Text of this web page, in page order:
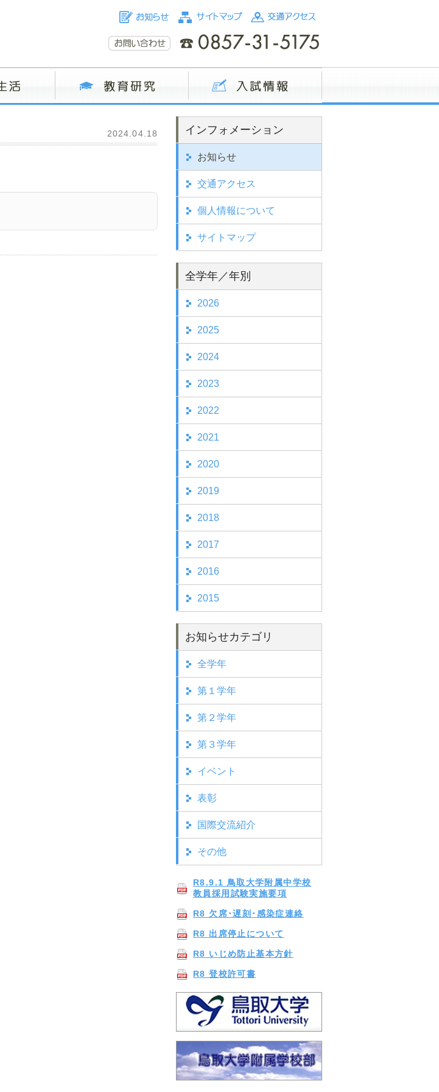
インフォメーション
お知らせ
交通アクセス
個人情報について
サイトマップ
全学年／年別
2026
2025
2024
2023
2022
2021
2020
2019
2018
2017
2016
2015
お知らせカテゴリ
全学年
第１学年
第２学年
第３学年
イベント
表彰
国際交流紹介
その他
R8.9.1 鳥取大学附属中学校
教員採用試験実施要項
R8 欠席･遅刻･感染症連絡
R8 出席停止について
R8 いじめ防止基本方針
R8 登校許可書
2024.04.18